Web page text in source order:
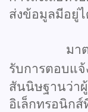
ส่งข้อมูลมีอยู่
มา
รับการตอบแ
สันนิษฐานว่า
อิเล็กทรอนิกส์